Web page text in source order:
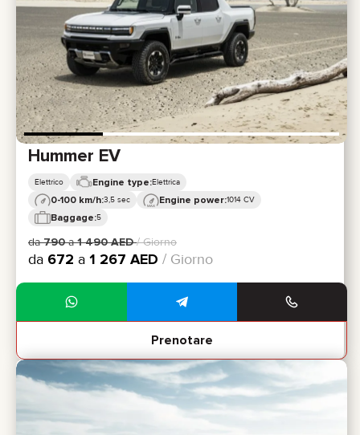
Hummer EV
Elettrico Engine type:Elettrica
0-100 km/h:3,5 sec Engine power:1014 CV
Baggage:5
da790a1 490 AED / Giorno
da 672 a 1 267 AED / Giorno
Prenotare